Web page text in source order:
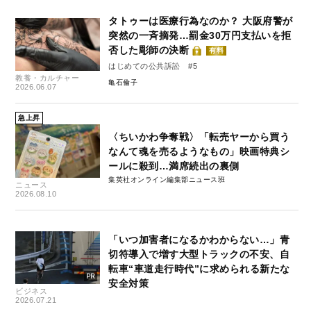
教養・カルチャー
2026.06.07
タトゥーは医療行為なのか？ 大阪府警が
突然の一斉摘発…罰金30万円支払いを拒
否した彫師の決断
有料
はじめての公共訴訟 #5
亀石倫子
急上昇
ニュース
2026.08.10
〈ちいかわ争奪戦〉「転売ヤーから買う
なんて魂を売るようなもの」映画特典シ
ールに殺到…満席続出の裏側
集英社オンライン編集部ニュース班
ビジネス
2026.07.21
「いつ加害者になるかわからない…」青
切符導入で増す大型トラックの不安、自
転車“車道走行時代”に求められる新たな
安全対策